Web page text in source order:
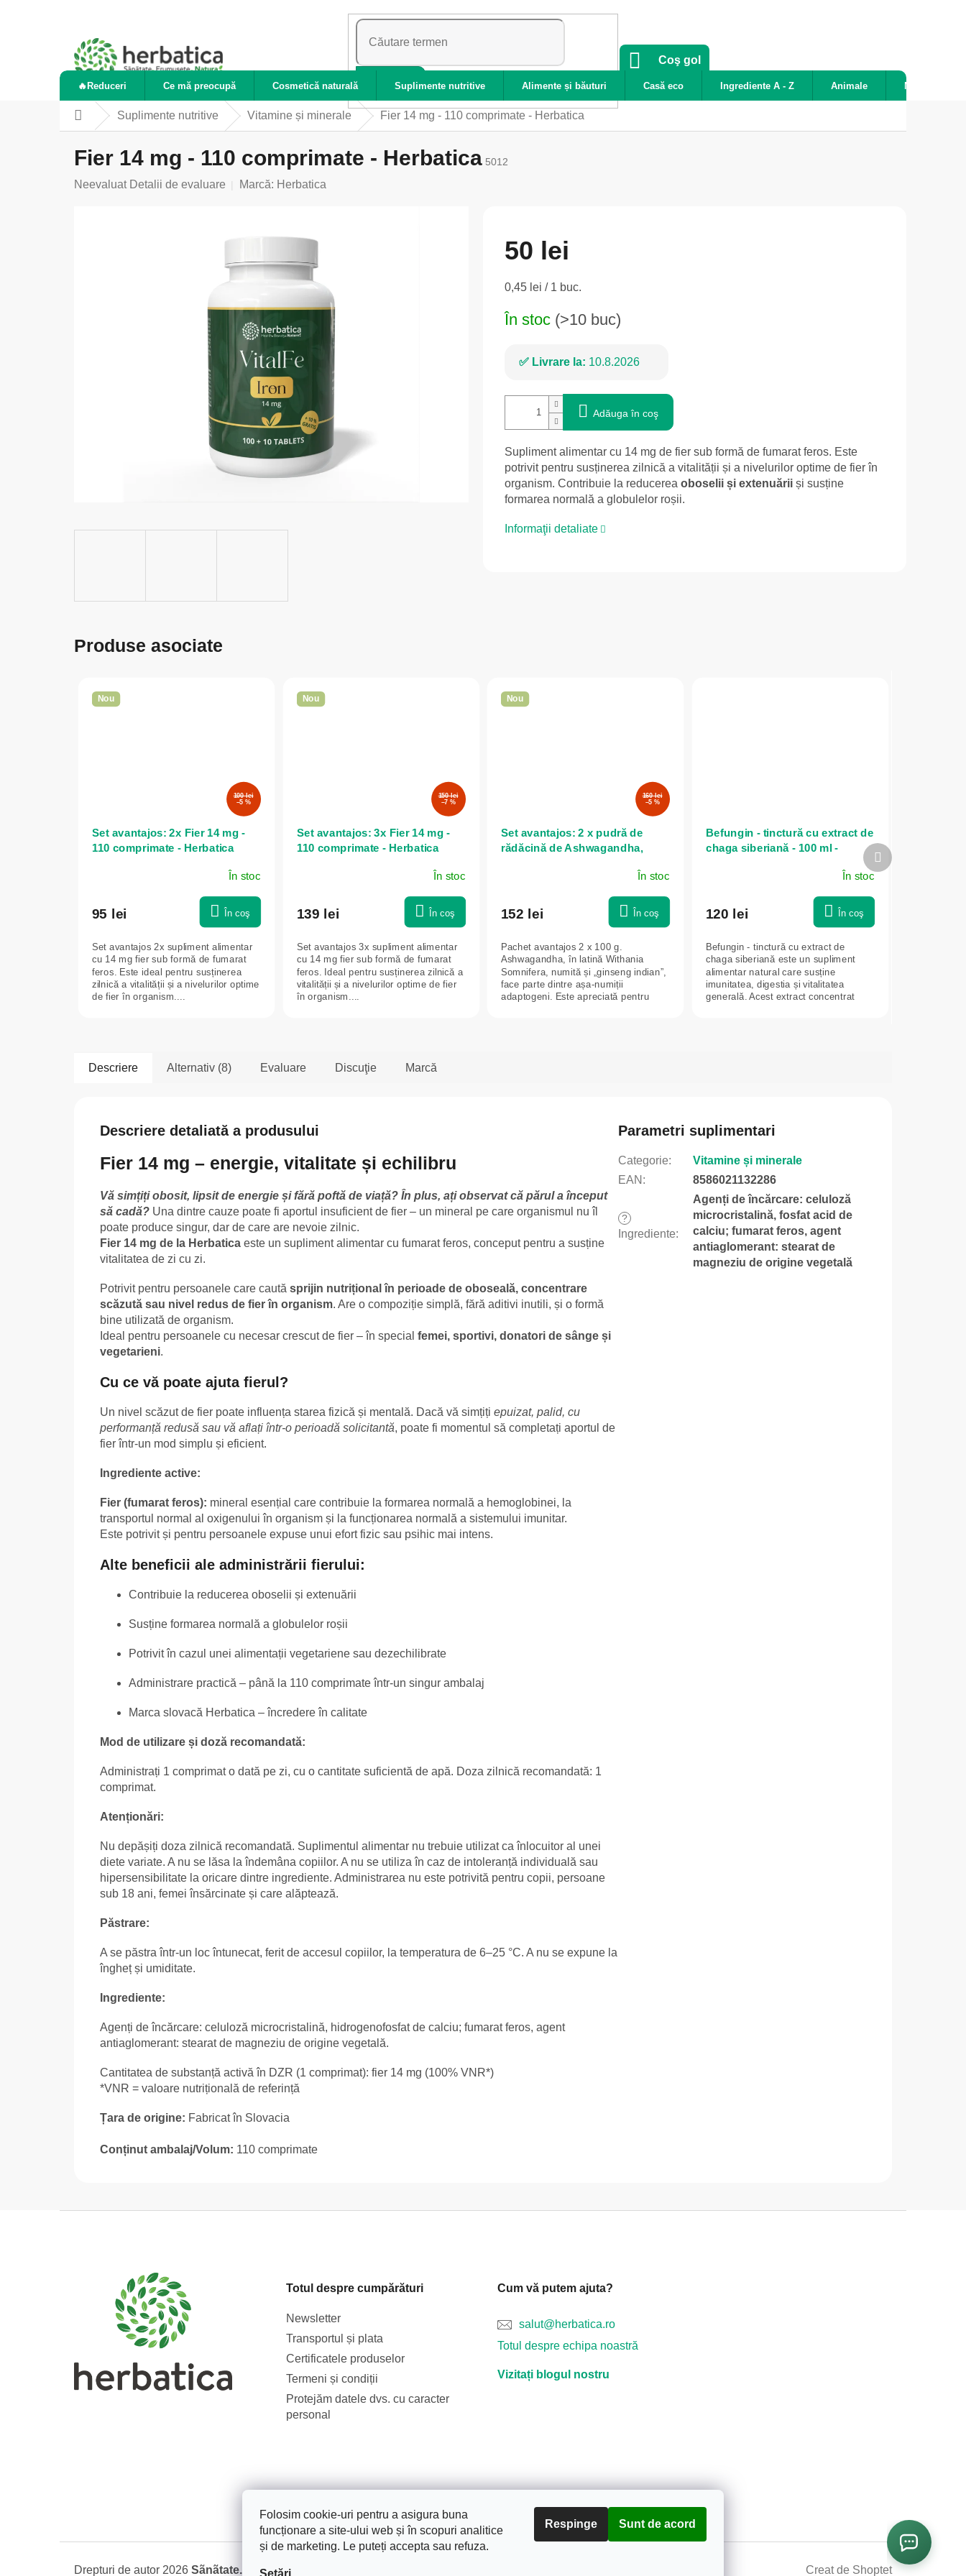
Folosim cookie-uri pentru a asigura buna
funcționare a site-ului web și în scopuri analitice
și de marketing. Le puteți accepta sau refuza.
Setări
Respinge Sunt de acord
CĂUTARE
COŞ
CUMPĂRĂTURI
Coş gol
🔥Reduceri Ce mă preocupă Cosmetică naturală Suplimente nutritive Alimente și băuturi Casă eco Ingrediente A - Z Animale Noutăți
AcasăSuplimente nutritive Vitamine și minerale Fier 14 mg - 110 comprimate - Herbatica
Fier 14 mg - 110 comprimate - Herbatica 5012
Evaluarea
Neevaluat Detalii de evaluare Marcă: Herbatica
50 lei
Evaluare
0,45 lei / 1 buc.
În stoc (>10 buc)
Livrare la: 10.8.2026
Adăuga în coş
Supliment alimentar cu 14 mg de fier sub formă de fumarat feros. Este
potrivit pentru susținerea zilnică a vitalității și a nivelurilor optime de fier în
organism. Contribuie la reducerea oboselii și extenuării și susține
formarea normală a globulelor roșii.
Informaţii detaliate
Produse asociate
Nou
100 lei
–5 %
Set avantajos: 2x Fier 14 mg -
110 comprimate - Herbatica
În stoc
95 lei În coş
Set avantajos 2x supliment alimentar
cu 14 mg fier sub formă de fumarat
feros. Este ideal pentru susținerea
zilnică a vitalității și a nivelurilor optime
de fier în organism....
Nou
150 lei
–7 %
Set avantajos: 3x Fier 14 mg -
110 comprimate - Herbatica
În stoc
139 lei În coş
Set avantajos 3x supliment alimentar
cu 14 mg fier sub formă de fumarat
feros. Ideal pentru susținerea zilnică a
vitalității și a nivelurilor optime de fier
în organism....
Nou
160 lei
–5 %
Set avantajos: 2 x pudră de
rădăcină de Ashwagandha,
În stoc
152 lei În coş
Pachet avantajos 2 x 100 g.
Ashwagandha, în latină Withania
Somnifera, numită și „ginseng indian”,
face parte dintre așa-numiții
adaptogeni. Este apreciată pentru
Befungin - tinctură cu extract de
chaga siberiană - 100 ml -
În stoc
120 lei În coş
Befungin - tinctură cu extract de
chaga siberiană este un supliment
alimentar natural care susține
imunitatea, digestia și vitalitatea
generală. Acest extract concentrat
Produsul
următor
Descriere Alternativ (8) Evaluare Discuţie Marcă
Descriere detaliată a produsului
Fier 14 mg – energie, vitalitate și echilibru
Vă simțiți obosit, lipsit de energie și fără poftă de viață? În plus, ați observat că părul a început
să cadă? Una dintre cauze poate fi aportul insuficient de fier – un mineral pe care organismul nu îl
poate produce singur, dar de care are nevoie zilnic.
Fier 14 mg de la Herbatica este un supliment alimentar cu fumarat feros, conceput pentru a susține
vitalitatea de zi cu zi.
Potrivit pentru persoanele care caută sprijin nutrițional în perioade de oboseală, concentrare
scăzută sau nivel redus de fier în organism. Are o compoziție simplă, fără aditivi inutili, și o formă
bine utilizată de organism.
Ideal pentru persoanele cu necesar crescut de fier – în special femei, sportivi, donatori de sânge și
vegetarieni.
Cu ce vă poate ajuta fierul?
Un nivel scăzut de fier poate influența starea fizică și mentală. Dacă vă simțiți epuizat, palid, cu
performanță redusă sau vă aflați într-o perioadă solicitantă, poate fi momentul să completați aportul de
fier într-un mod simplu și eficient.
Ingrediente active:
Fier (fumarat feros): mineral esențial care contribuie la formarea normală a hemoglobinei, la
transportul normal al oxigenului în organism și la funcționarea normală a sistemului imunitar.
Este potrivit și pentru persoanele expuse unui efort fizic sau psihic mai intens.
Alte beneficii ale administrării fierului:
Contribuie la reducerea oboselii și extenuării
Susține formarea normală a globulelor roșii
Potrivit în cazul unei alimentații vegetariene sau dezechilibrate
Administrare practică – până la 110 comprimate într-un singur ambalaj
Marca slovacă Herbatica – încredere în calitate
Mod de utilizare și doză recomandată:
Administrați 1 comprimat o dată pe zi, cu o cantitate suficientă de apă. Doza zilnică recomandată: 1
comprimat.
Atenționări:
Nu depășiți doza zilnică recomandată. Suplimentul alimentar nu trebuie utilizat ca înlocuitor al unei
diete variate. A nu se lăsa la îndemâna copiilor. A nu se utiliza în caz de intoleranță individuală sau
hipersensibilitate la oricare dintre ingrediente. Administrarea nu este potrivită pentru copii, persoane
sub 18 ani, femei însărcinate și care alăptează.
Păstrare:
A se păstra într-un loc întunecat, ferit de accesul copiilor, la temperatura de 6–25 °C. A nu se expune la
îngheț și umiditate.
Ingrediente:
Agenți de încărcare: celuloză microcristalină, hidrogenofosfat de calciu; fumarat feros, agent
antiaglomerant: stearat de magneziu de origine vegetală.
Cantitatea de substanță activă în DZR (1 comprimat): fier 14 mg (100% VNR*)
*VNR = valoare nutrițională de referință
Țara de origine: Fabricat în Slovacia
Conținut ambalaj/Volum: 110 comprimate
Parametri suplimentari
Categorie:
Vitamine și minerale
EAN : 8586021132286
?
Ingrediente:
Agenți de încărcare: celuloză
microcristalină, fosfat acid de
calciu; fumarat feros, agent
antiaglomerant: stearat de
magneziu de origine vegetală
Totul despre cumpărături
Newsletter
Transportul și plata
Certificatele produselor
Termeni și condiții
Protejăm datele dvs. cu caracter
personal
Cum vă putem ajuta?
salut@herbatica.ro
Totul despre echipa noastră
Vizitați blogul nostru
Creat de Shoptet
Drepturi de autor 2026 Sãnãtate. Frumusete. Natura.